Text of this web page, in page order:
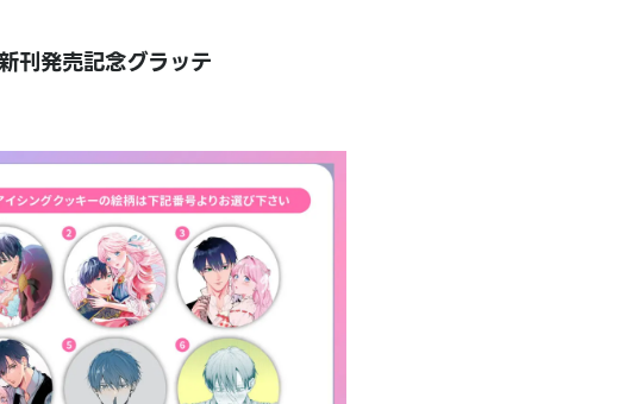
刊発売記念グラッテ